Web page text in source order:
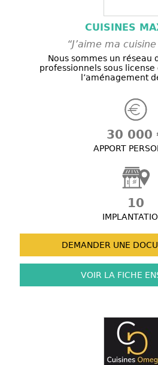
CUISINES
“J’aime ma
Nous sommes un réseau
professionnels sous
l’aménagement
30 000
APPORT
10
DEMANDER UNE
VOIR LA FICHE